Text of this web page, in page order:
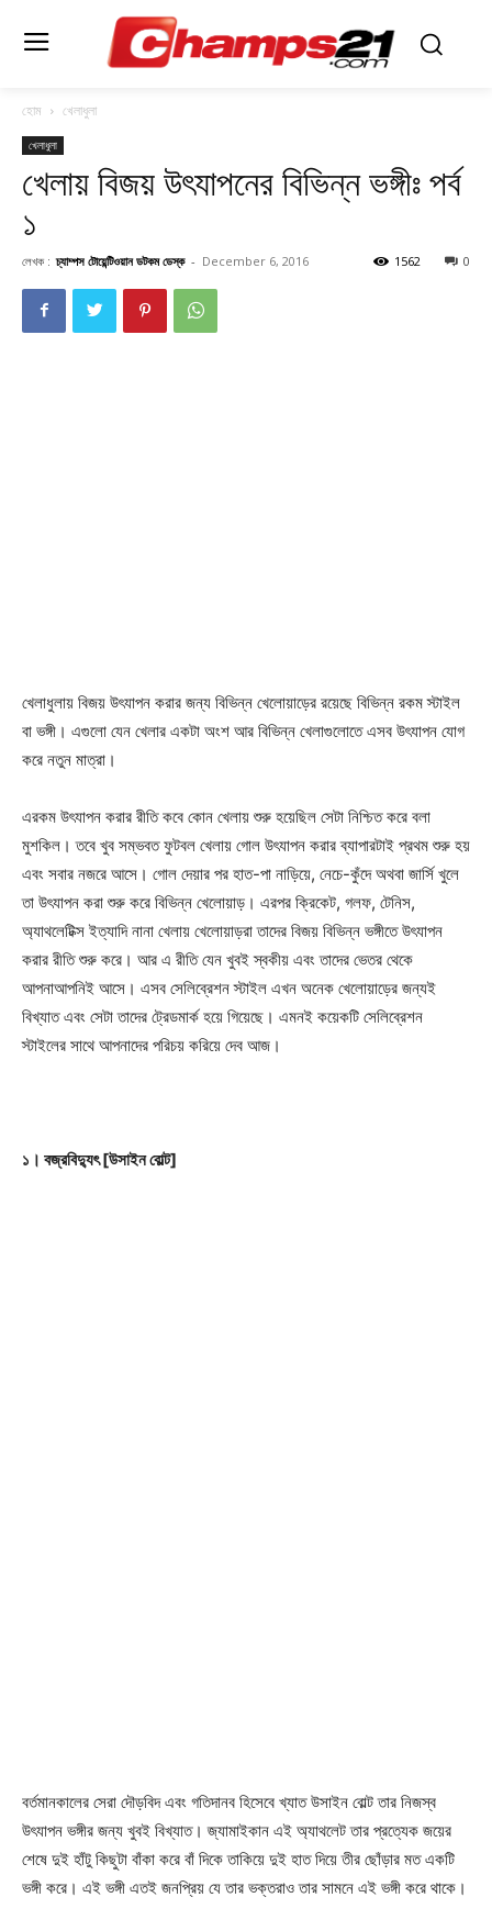
হোম খেলাধুলা
খেলাধুলা
খেলায় বিজয় উৎযাপনের বিভিন্ন ভঙ্গীঃ পর্ব
১
লেখক : চ্যাম্পস টোয়েন্টিওয়ান ডটকম ডেস্ক - December 6, 2016 0
1562
খেলাধুলায় বিজয় উৎযাপন করার জন্য বিভিন্ন খেলোয়াড়ের রয়েছে বিভিন্ন রকম স্টাইল
বা ভঙ্গী। এগুলো যেন খেলার একটা অংশ আর বিভিন্ন খেলাগুলোতে এসব উৎযাপন যোগ
করে নতুন মাত্রা।
এরকম উৎযাপন করার রীতি কবে কোন খেলায় শুরু হয়েছিল সেটা নিশ্চিত করে বলা
মুশকিল। তবে খুব সম্ভবত ফুটবল খেলায় গোল উৎযাপন করার ব্যাপারটাই প্রথম শুরু হয়
এবং সবার নজরে আসে। গোল দেয়ার পর হাত-পা নাড়িয়ে, নেচে-কুঁদে অথবা জার্সি খুলে
তা উৎযাপন করা শুরু করে বিভিন্ন খেলোয়াড়। এরপর ক্রিকেট, গলফ, টেনিস,
অ্যাথলেটিক্স ইত্যাদি নানা খেলায় খেলোয়াড়রা তাদের বিজয় বিভিন্ন ভঙ্গীতে উৎযাপন
করার রীতি শুরু করে। আর এ রীতি যেন খুবই স্বকীয় এবং তাদের ভেতর থেকে
আপনাআপনিই আসে। এসব সেলিব্রেশন স্টাইল এখন অনেক খেলোয়াড়ের জন্যই
বিখ্যাত এবং সেটা তাদের ট্রেডমার্ক হয়ে গিয়েছে। এমনই কয়েকটি সেলিব্রেশন
স্টাইলের সাথে আপনাদের পরিচয় করিয়ে দেব আজ।
১। বজ্রবিদ্যুৎ [উসাইন বোল্ট]
বর্তমানকালের সেরা দৌড়বিদ এবং গতিদানব হিসেবে খ্যাত উসাইন বোল্ট তার নিজস্ব
উৎযাপন ভঙ্গীর জন্য খুবই বিখ্যাত। জ্যামাইকান এই অ্যাথলেট তার প্রত্যেক জয়ের
শেষে দুই হাঁটু কিছুটা বাঁকা করে বাঁ দিকে তাকিয়ে দুই হাত দিয়ে তীর ছোঁড়ার মত একটি
ভঙ্গী করে। এই ভঙ্গী এতই জনপ্রিয় যে তার ভক্তরাও তার সামনে এই ভঙ্গী করে থাকে।